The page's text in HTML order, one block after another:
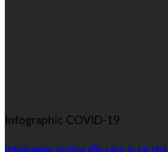
Infographic COVID-19
Infographic hướng dẫn cách ly tại